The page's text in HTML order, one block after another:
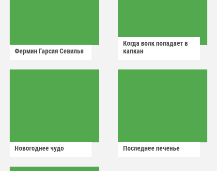
Фермин Гарсия Севилья
Когда волк попадает в
капкан
Новогоднее чудо Последнее печенье